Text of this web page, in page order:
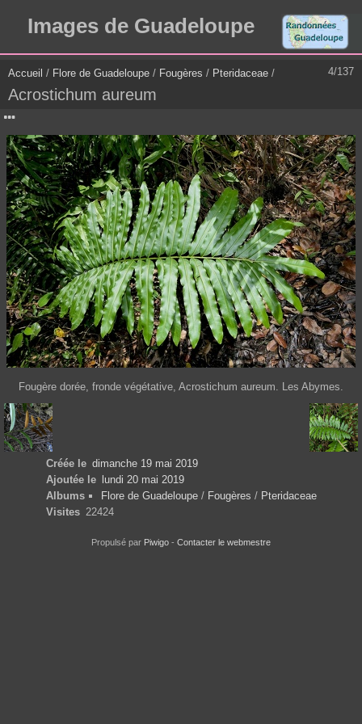
Images de Guadeloupe
4/137
Accueil / Flore de Guadeloupe / Fougères / Pteridaceae /
Acrostichum aureum
Fougère dorée, fronde végétative, Acrostichum aureum. Les Abymes.
Créée le dimanche 19 mai 2019
Ajoutée le
lundi 20 mai 2019
Albums
Flore de Guadeloupe/ Fougères / Pteridaceae
Visites 22424
Propulsé par Piwigo - Contacter le webmestre